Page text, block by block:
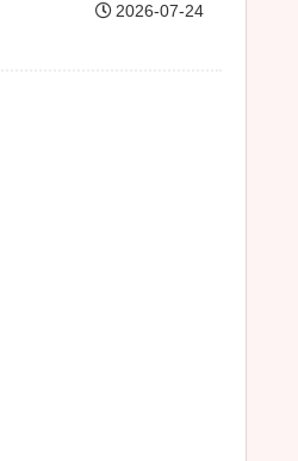
2026-07-24